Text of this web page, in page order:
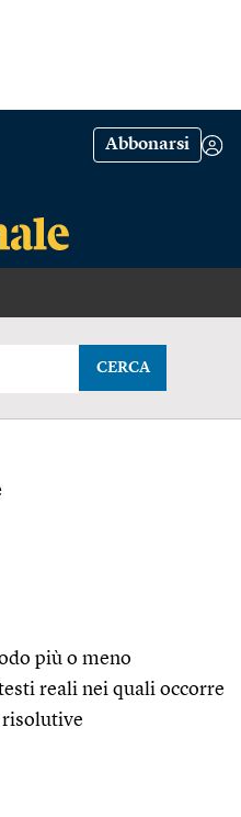
Abbonarsi
CERCA
più o meno
reali nei quali occorre
risolutive